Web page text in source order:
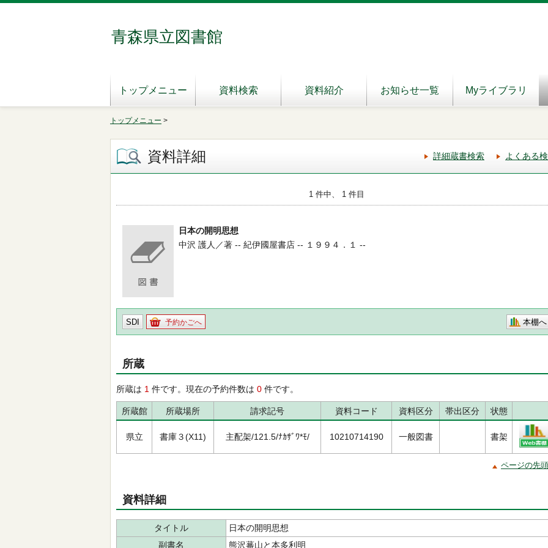
青森県立図書館
トップメニュー 資料検索 資料紹介 お知らせ一覧 Myライブラリ
トップメニュー >
資料詳細 詳細蔵書検索 よくある
1 件中、 1 件目
日本の開明思想
中沢 護人／著 -- 紀伊國屋書店 -- １９９４．１ --
SDI 予約かごへ 本棚へ
所蔵
所蔵は 1 件です。現在の予約件数は 0 件です。
所蔵館 所蔵場所 請求記号 資料コード 資料区分 帯出区分 状態
県立 書庫３(X11) 主配架/121.5/ﾅｶｻﾞﾜ*ﾓ/ 10210714190 一般図書 書架
ページの先
資料詳細
タイトル
日本の開明思想
副書名
熊沢蕃山と本多利明